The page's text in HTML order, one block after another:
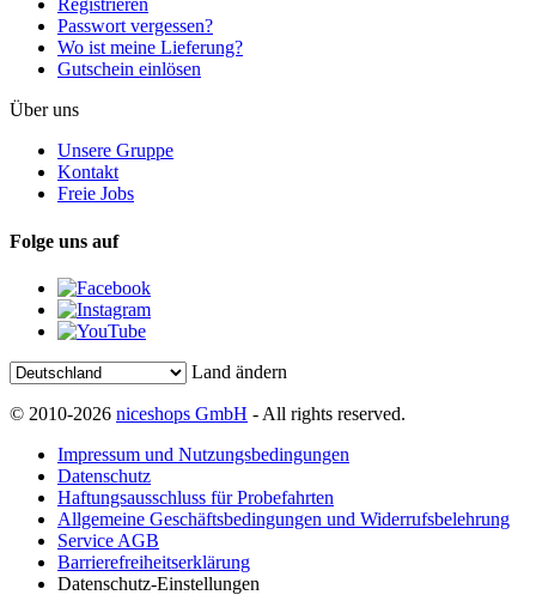
Registrieren
Passwort vergessen?
Wo ist meine Lieferung?
Gutschein einlösen
Über uns
Unsere Gruppe
Kontakt
Freie Jobs
Folge uns auf
Land ändern
© 2010-2026 niceshops GmbH - All rights reserved.
Impressum und Nutzungsbedingungen
Datenschutz
Haftungsausschluss für Probefahrten
Allgemeine Geschäftsbedingungen und Widerrufsbelehrung
Service AGB
Barrierefreiheitserklärung
Datenschutz-Einstellungen